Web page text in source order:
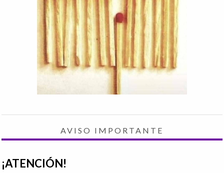
AVISO IMPORTANTE
¡ATENCIÓN!